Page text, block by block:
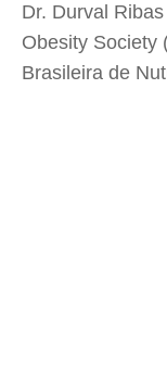
Dr. Durval
Obesity Society
Brasileira de